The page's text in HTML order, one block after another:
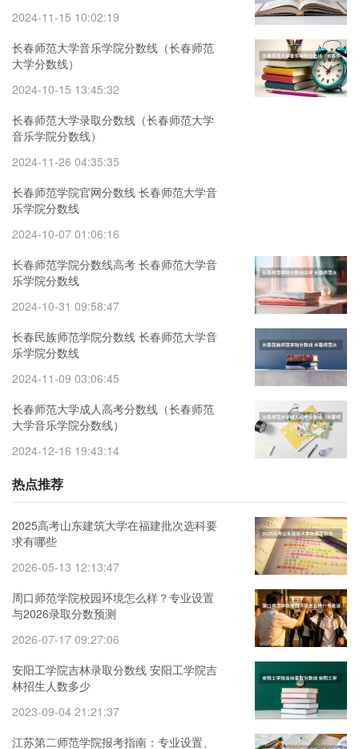
2024-11-15 10:02:19
长春师范大学音乐学院分数线（长春师范
大学分数线）
2024-10-15 13:45:32
长春师范大学录取分数线（长春师范大学
音乐学院分数线）
2024-11-26 04:35:35
长春师范学院官网分数线 长春师范大学音
乐学院分数线
2024-10-07 01:06:16
长春师范学院分数线高考 长春师范大学音
乐学院分数线
2024-10-31 09:58:47
长春民族师范学院分数线 长春师范大学音
乐学院分数线
2024-11-09 03:06:45
长春师范大学成人高考分数线（长春师范
大学音乐学院分数线）
2024-12-16 19:43:14
热点推荐
2025高考山东建筑大学在福建批次选科要
求有哪些
2026-05-13 12:13:47
周口师范学院校园环境怎么样？专业设置
与2026录取分数预测
2026-07-17 09:27:06
安阳工学院吉林录取分数线 安阳工学院吉
林招生人数多少
2023-09-04 21:21:37
江苏第二师范学院报考指南：专业设置、